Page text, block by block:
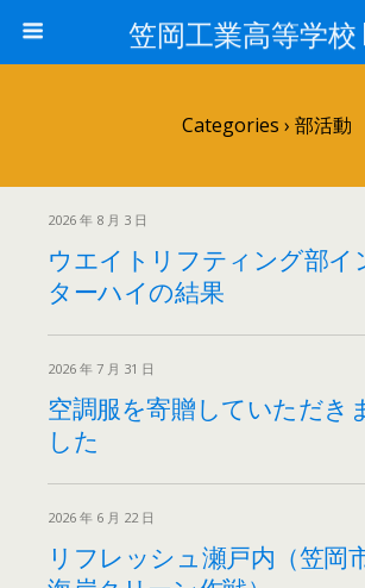
笠岡工業高等学校
Categories › 部活動
2026 年 8 月 3 日
ウエイトリフティング部イ
ターハイの結果
2026 年 7 月 31 日
空調服を寄贈していただき
した
2026 年 6 月 22 日
リフレッシュ瀬戸内（笠岡